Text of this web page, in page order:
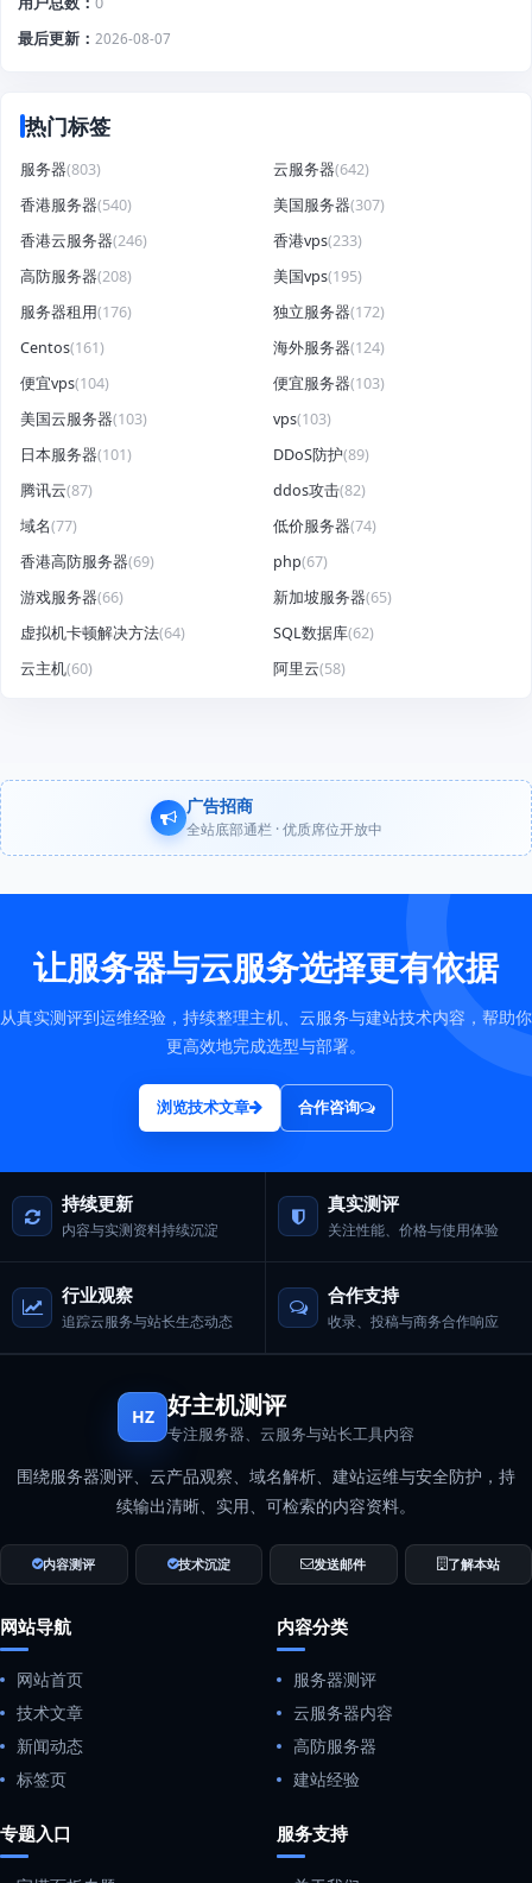
最后更新
2026-08-07
热门标签
服务器(803) 云服务器(642)
香港服务器(540) 美国服务器(307)
香港云服务器(246) 香港vps(233)
高防服务器(208) 美国vps(195)
服务器租用(176) 独立服务器(172)
Centos(161) 海外服务器(124)
便宜vps(104) 便宜服务器(103)
美国云服务器(103) vps(103)
日本服务器(101) DDoS防护(89)
腾讯云(87) ddos攻击(82)
域名(77) 低价服务器(74)
香港高防服务器(69) php(67)
游戏服务器(66) 新加坡服务器(65)
虚拟机卡顿解决方法(64) SQL数据库(62)
云主机(60) 阿里云(58)
广告招商
全站底部通栏 · 优质席位开放中
让服务器与云服务选择更有依据
从真实测评到运维经验，持续整理主机、云服务与建站技术内容，帮助你
更高效地完成选型与部署。
浏览技术文章 合作咨询
持续更新
内容与实测资料持续沉淀
真实测评
关注性能、价格与使用体验
行业观察
追踪云服务与站长生态动态
合作支持
收录、投稿与商务合作响应
HZ 好主机测评
专注服务器、云服务与站长工具内容
围绕服务器测评、云产品观察、域名解析、建站运维与安全防护，持
续输出清晰、实用、可检索的内容资料。
内容测评 技术沉淀 发送邮件 了解本站
网站导航
网站首页
技术文章
新闻动态
标签页
内容分类
服务器测评
云服务器内容
高防服务器
建站经验
专题入口 服务支持